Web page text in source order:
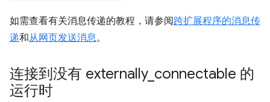
如需查看有关消息传递的教程，请参阅跨扩展程序的消息传
递和从网页发送消息。
连接到没有 externally_ connectable 的
运行时